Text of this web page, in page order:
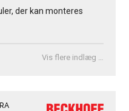
der kan monteres
Vis flere indlæg …